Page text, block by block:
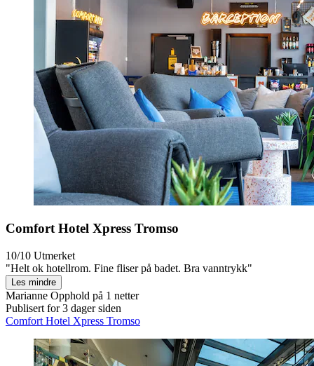
Comfort Hotel Xpress Tromso
10/10 Utmerket
"Helt ok hotellrom. Fine fliser på badet. Bra vanntrykk"
Les mindre
Marianne Opphold på 1 netter
Publisert for 3 dager siden
Comfort Hotel Xpress Tromso